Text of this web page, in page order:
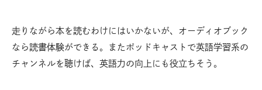
走りながら本を読むわけにはいかないが、オーディオブック
なら読書体験ができる。またポッドキャストで英語学習系の
チャンネルを聴けば、英語力の向上にも役立ちそう。